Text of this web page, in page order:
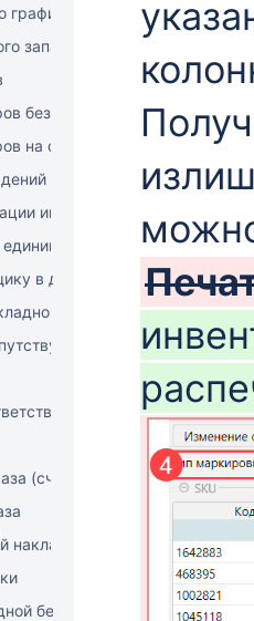
графику
запаса
без заказа
на основе заказа
при поступлении товаров
инвойсов из иностранной
в других единицах
(РФ)
услуг в приходе
(счета-фактуры)
накладной
без заказа